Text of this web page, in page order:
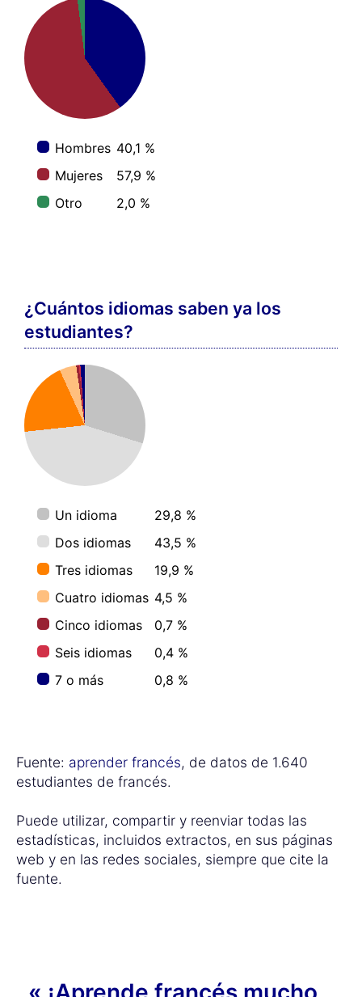
Hombres 40,1 %
Mujeres
57,9 %
Otro
2,0 %
¿Cuántos idiomas saben ya los
estudiantes?
Un idioma
29,8 %
Dos idiomas
43,5 %
Tres idiomas
19,9 %
Cuatro idiomas 4,5 %
Cinco idiomas
0,7 %
Seis idiomas
0,4 %
7 o más
0,8 %
Fuente: aprender francés, de datos de 1.640
estudiantes de francés.
Puede utilizar, compartir y reenviar todas las
estadísticas, incluidos extractos, en sus páginas
web y en las redes sociales, siempre que cite la
fuente.